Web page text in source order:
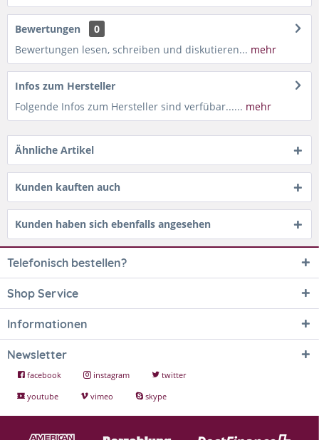
Bewertungen
0
Bewertungen lesen, schreiben und diskutieren... mehr
Infos zum Hersteller
Folgende Infos zum Hersteller sind verfübar...... mehr
Ähnliche Artikel
Kunden kauften auch
Kunden haben sich ebenfalls angesehen
Telefonisch bestellen?
Shop Service
Informationen
Newsletter
facebook instagram
twitter
youtube
vimeo skype